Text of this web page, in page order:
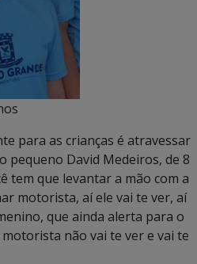
para as crianças é atravessar
pequeno David Medeiros, de 8
tem que levantar a mão com a
motorista, aí ele vai te ver, aí
que ainda alerta para o
não vai te ver e vai te